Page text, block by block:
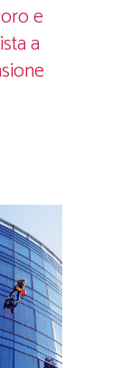
e
a